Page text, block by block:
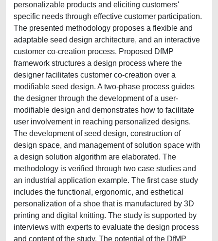
personalizable products and eliciting customers'
specific needs through effective customer participation.
The presented methodology proposes a flexible and
adaptable seed design architecture, and an interactive
customer co-creation process. Proposed DfMP
framework structures a design process where the
designer facilitates customer co-creation over a
modifiable seed design. A two-phase process guides
the designer through the development of a user-
modifiable design and demonstrates how to facilitate
user involvement in reaching personalized designs.
The development of seed design, construction of
design space, and management of solution space with
a design solution algorithm are elaborated. The
methodology is verified through two case studies and
an industrial application example. The first case study
includes the functional, ergonomic, and esthetical
personalization of a shoe that is manufactured by 3D
printing and digital knitting. The study is supported by
interviews with experts to evaluate the design process
and content of the study. The potential of the DfMP